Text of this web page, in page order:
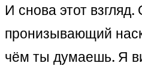
И снова этот
пронизывающий
чём ты думаешь. Я